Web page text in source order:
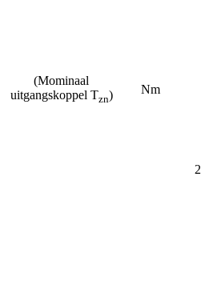
(Mominaal
uitgangskoppel Tzn) Nm
2